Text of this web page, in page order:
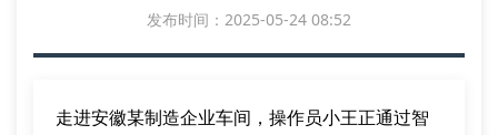
发布时间：2025-05-24 08:52
走进安徽某制造企业车间，操作员小王正通过智